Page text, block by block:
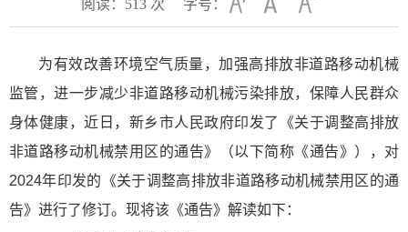
阅读： 513次 字号：
为有效改善环境空气质量，加强高排放非道路移动机械
监管，进一步减少非道路移动机械污染排放，保障人民群众
身体健康，近日，新乡市人民政府印发了《关于调整高排放
非道路移动机械禁用区的通告》（以下简称《通告》），对
2024年印发的《关于调整高排放非道路移动机械禁用区的通
告》进行了修订。现将该《通告》解读如下：